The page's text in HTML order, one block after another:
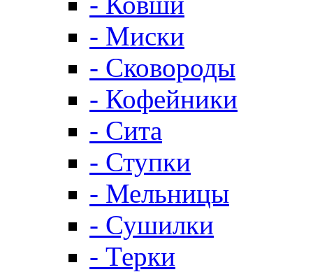
- Миски
- Сковороды
- Кофейники
- Сита
- Ступки
- Мельницы
- Сушилки
- Терки